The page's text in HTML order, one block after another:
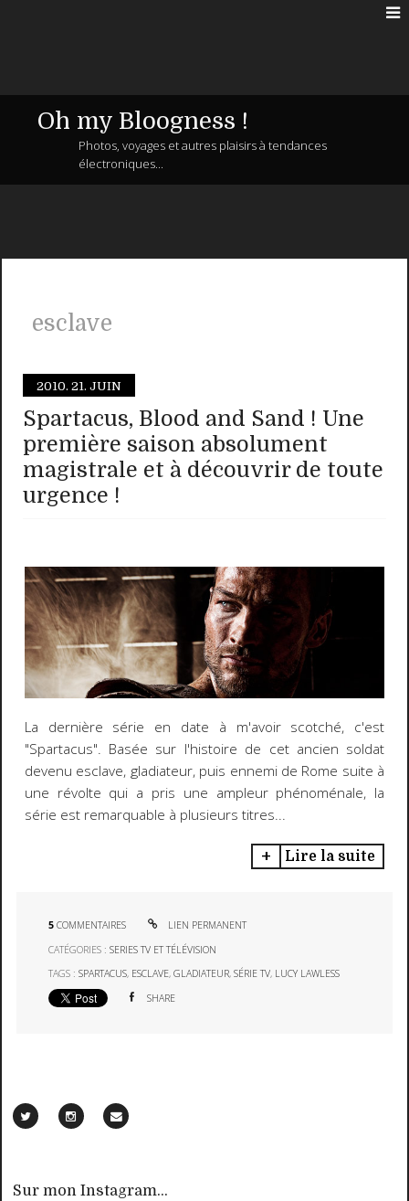
Oh my Bloogness !
Photos, voyages et autres plaisirs à tendances
électroniques...
esclave
2010. 21. JUIN
Spartacus, Blood and Sand ! Une
première saison absolument
magistrale et à découvrir de toute
urgence !
La dernière série en date à m'avoir scotché, c'est
"Spartacus". Basée sur l'histoire de cet ancien soldat
devenu esclave, gladiateur, puis ennemi de Rome suite à
une révolte qui a pris une ampleur phénoménale, la
série est remarquable à plusieurs titres...
Lire la suite
5 COMMENTAIRES
LIEN PERMANENT
CATÉGORIES :SERIES TV ET TÉLÉVISION
TAGS :SPARTACUS, ESCLAVE,GLADIATEUR,SÉRIE TV, LUCY LAWLESS
SHARE
Sur mon Instagram...